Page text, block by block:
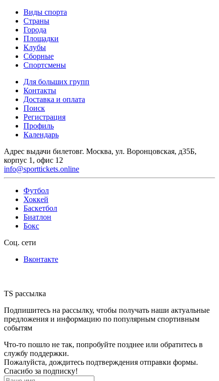
Виды спорта
Страны
Города
Площадки
Клубы
Сборные
Спортсмены
Для больших групп
Контакты
Доставка и оплата
Поиск
Регистрация
Профиль
Календарь
Адрес выдачи билетовг. Москва, ул. Воронцовская, д35Б,
корпус 1, офис 12
info@sporttickets.online
Футбол
Хоккей
Баскетбол
Биатлон
Бокс
Соц. сети
Вконтакте
TS рассылка
Подпишитесь на рассылку, чтобы получать наши актуальные
предложения и информацию по популярным спортивным
событям
Что-то пошло не так, попробуйте позднее или обратитесь в
службу поддержки.
Пожалуйста, дождитесь подтверждения отправки формы.
Спасибо за подписку!